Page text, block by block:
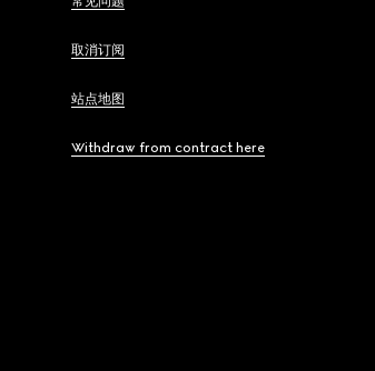
取消订阅
站点地图
Withdraw from contract here